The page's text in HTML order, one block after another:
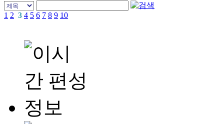
1 2 3 4 5 6 7 8 9 10